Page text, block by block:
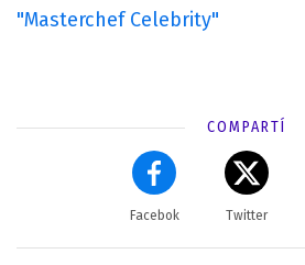
"Masterchef Celebrity"
COMPARTÍ
Facebok Twitter